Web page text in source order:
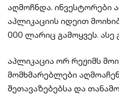
აღმოჩნდა. ინვესტორები
აპლიკაციის იდეით
000 ლარიც გამოყვეს. ასე
აპლიკაცია ორ რეჟიმს
მომხმარებლები
შეთავაზებებსა და